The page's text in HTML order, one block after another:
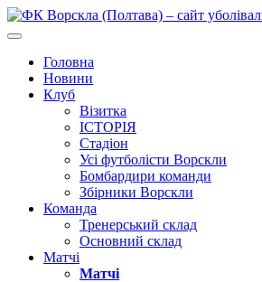
Головна
Новини
Клуб
Візитка
ІСТОРІЯ
Стадіон
Усі футболісти Ворскли
Бомбардири команди
Збірники Ворскли
Команда
Тренерський склад
Основний склад
Матчі
Матчі